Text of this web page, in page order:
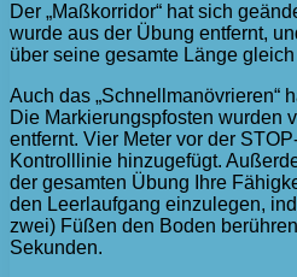
Der „Maßkorridor“ hat sich
wurde aus der Übung entfernt,
über seine gesamte Länge gleich
Auch das „Schnellmanövrieren“
Die Markierungspfosten wurden
entfernt. Vier Meter vor der
Kontrolllinie hinzugefügt.
der gesamten Übung Ihre
den Leerlaufgang einzulegen,
zwei) Füßen den Boden
Sekunden.